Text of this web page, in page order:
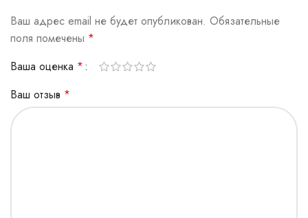
Ваш адрес email не будет опубликован. Обязательные
поля помечены *
Ваша оценка *
Ваш отзыв *